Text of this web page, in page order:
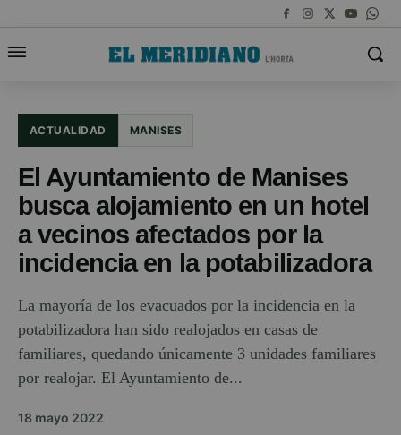
ACTUALIDAD MANISES
El Ayuntamiento de Manises
busca alojamiento en un hotel
a vecinos afectados por la
incidencia en la potabilizadora
La mayoría de los evacuados por la incidencia en la
potabilizadora han sido realojados en casas de
familiares, quedando únicamente 3 unidades familiares
por realojar. El Ayuntamiento de...
18 mayo 2022